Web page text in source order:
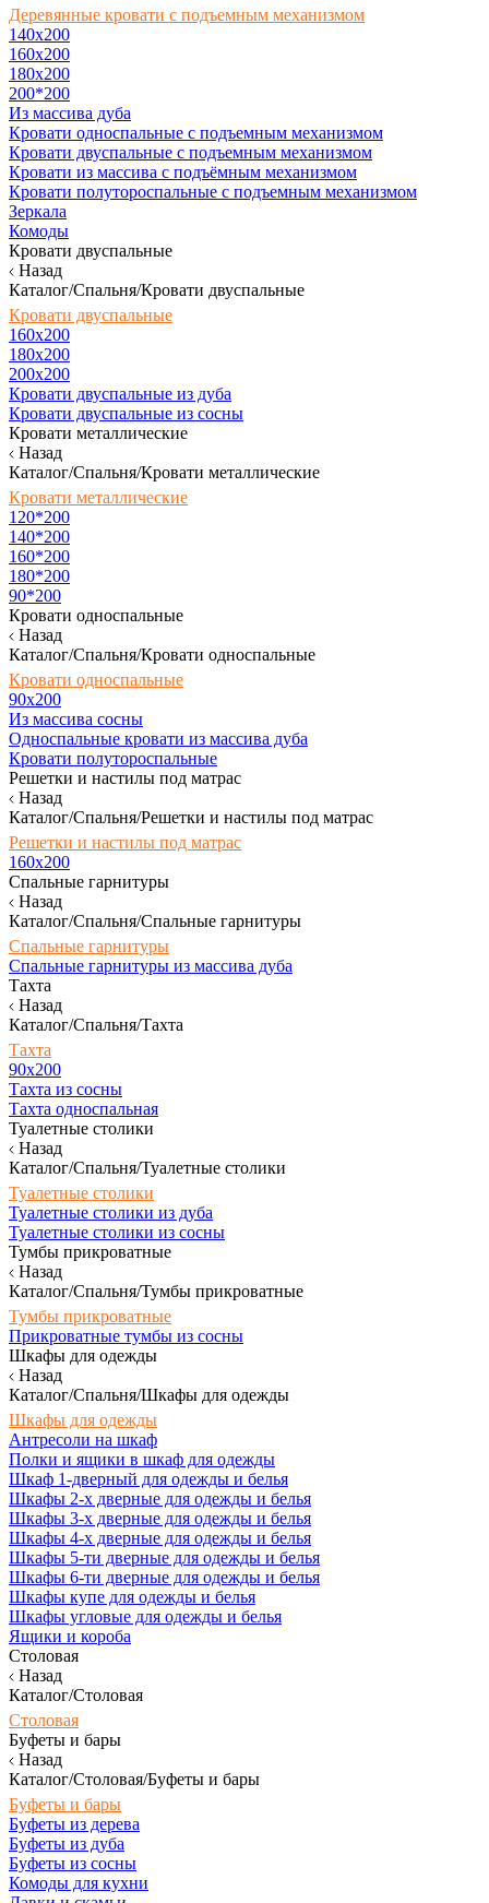
Деревянные кровати с подъемным механизмом
140x200
160х200
180х200
200*200
Из массива дуба
Кровати односпальные с подъемным механизмом
Кровати двуспальные с подъемным механизмом
Кровати из массива с подъёмным механизмом
Кровати полутороспальные с подъемным механизмом
Зеркала
Комоды
Кровати двуспальные
Назад
Каталог/Спальня/Кровати двуспальные
Кровати двуспальные
160х200
180x200
200x200
Кровати двуспальные из дуба
Кровати двуспальные из сосны
Кровати металлические
Назад
Каталог/Спальня/Кровати металлические
Кровати металлические
120*200
140*200
160*200
180*200
90*200
Кровати односпальные
Назад
Каталог/Спальня/Кровати односпальные
Кровати односпальные
90х200
Из массива сосны
Односпальные кровати из массива дуба
Кровати полутороспальные
Решетки и настилы под матрас
Назад
Каталог/Спальня/Решетки и настилы под матрас
Решетки и настилы под матрас
160х200
Спальные гарнитуры
Назад
Каталог/Спальня/Спальные гарнитуры
Спальные гарнитуры
Спальные гарнитуры из массива дуба
Тахта
Назад
Каталог/Спальня/Тахта
Тахта
90х200
Тахта из сосны
Тахта односпальная
Туалетные столики
Назад
Каталог/Спальня/Туалетные столики
Туалетные столики
Туалетные столики из дуба
Туалетные столики из сосны
Тумбы прикроватные
Назад
Каталог/Спальня/Тумбы прикроватные
Тумбы прикроватные
Прикроватные тумбы из сосны
Шкафы для одежды
Назад
Каталог/Спальня/Шкафы для одежды
Шкафы для одежды
Антресоли на шкаф
Полки и ящики в шкаф для одежды
Шкаф 1-дверный для одежды и белья
Шкафы 2-х дверные для одежды и белья
Шкафы 3-х дверные для одежды и белья
Шкафы 4-х дверные для одежды и белья
Шкафы 5-ти дверные для одежды и белья
Шкафы 6-ти дверные для одежды и белья
Шкафы купе для одежды и белья
Шкафы угловые для одежды и белья
Ящики и короба
Столовая
Назад
Каталог/Столовая
Столовая
Буфеты и бары
Назад
Каталог/Столовая/Буфеты и бары
Буфеты и бары
Буфеты из дерева
Буфеты из дуба
Буфеты из сосны
Комоды для кухни